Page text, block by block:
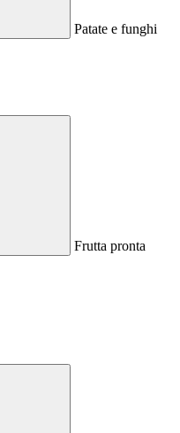
Patate e funghi
Frutta pronta